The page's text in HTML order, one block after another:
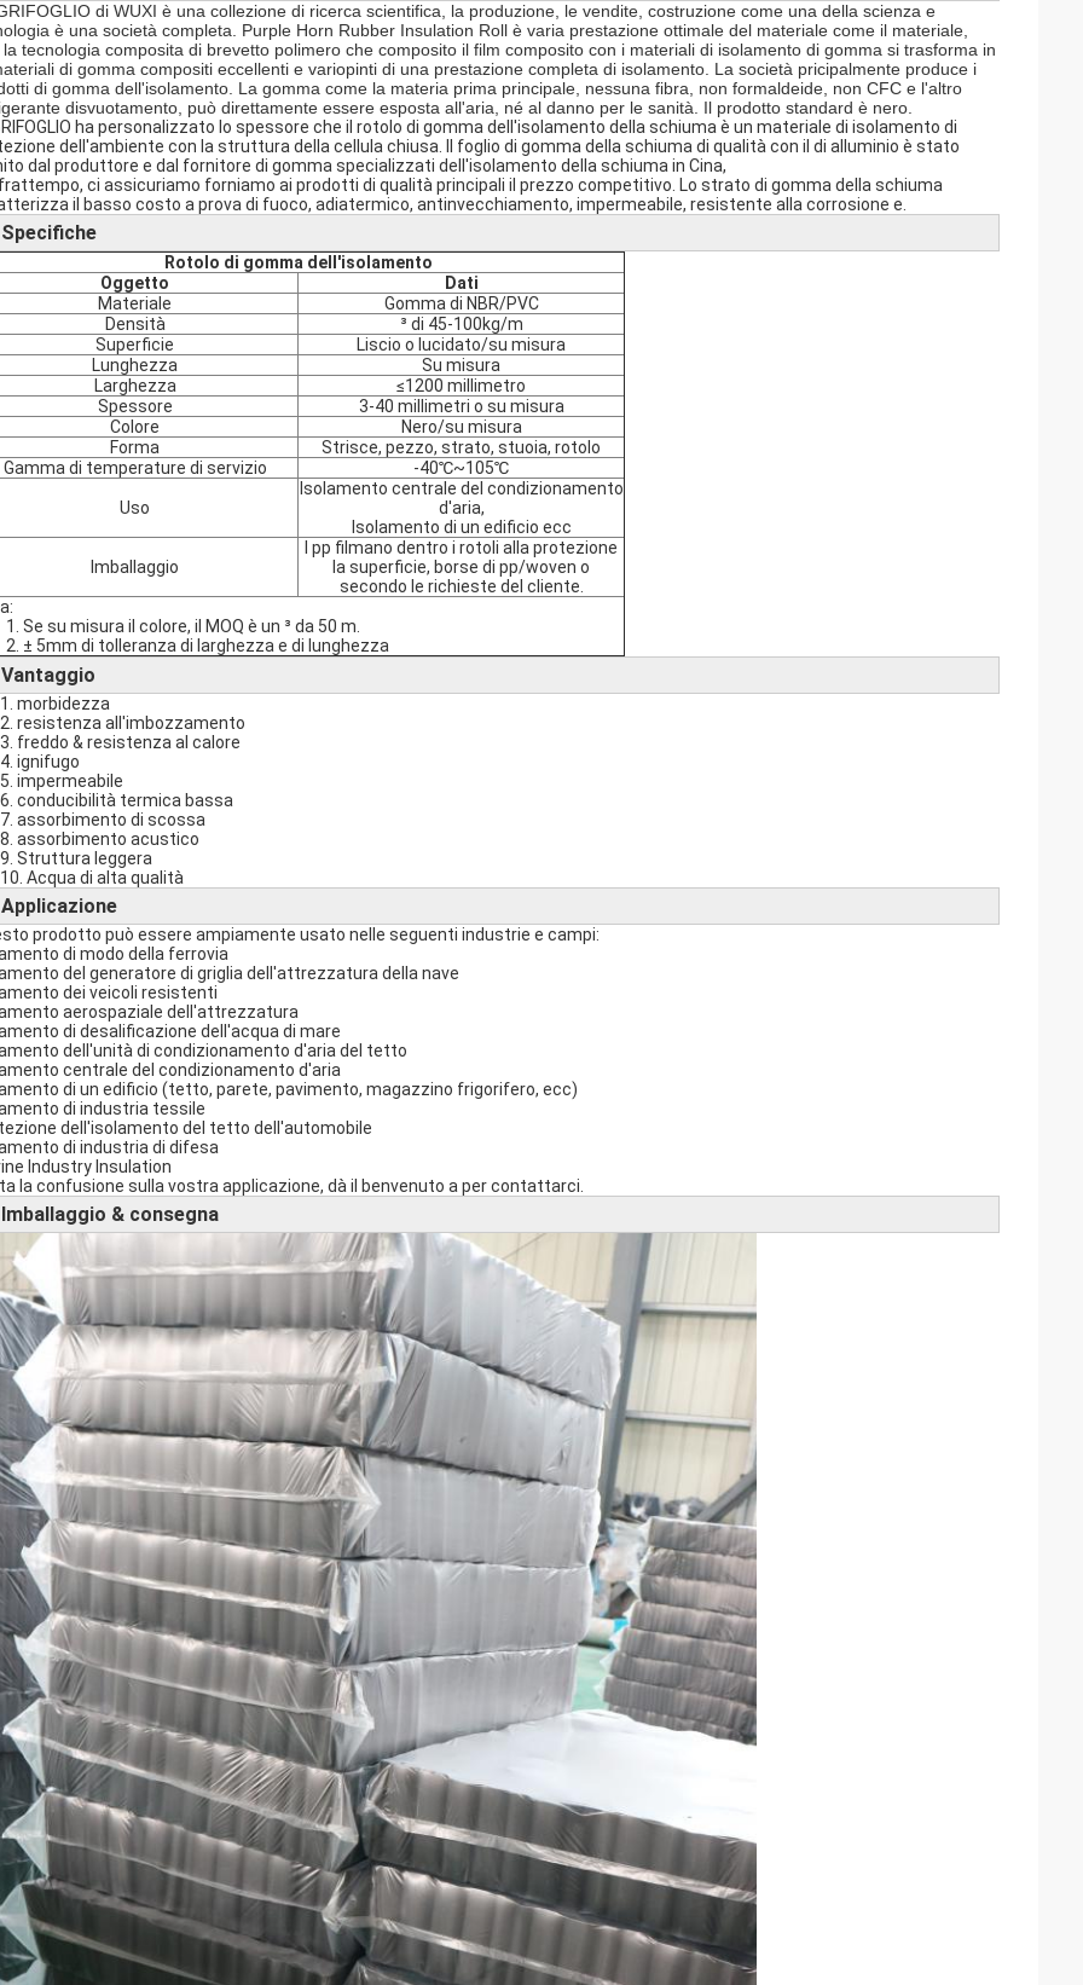
di WUXI è una collezione di ricerca scientifica, la produzione, le vendite, costruzione come una della scienza e
è una società completa. Purple Horn Rubber Insulation Roll è varia prestazione ottimale del materiale come il materiale,
la tecnologia composita di brevetto polimero che composito il film composito con i materiali di isolamento di gomma si trasforma in
di gomma compositi eccellenti e variopinti di una prestazione completa di isolamento. La società pricipalmente produce i
di gomma dell'isolamento. La gomma come la materia prima principale, nessuna fibra, non formaldeide, non CFC e l'altro
disvuotamento, può direttamente essere esposta all'aria, né al danno per le sanità. Il prodotto standard è nero.
ha personalizzato lo spessore che il rotolo di gomma dell'isolamento della schiuma è un materiale di isolamento di
dell'ambiente con la struttura della cellula chiusa. Il foglio di gomma della schiuma di qualità con il di alluminio è stato
dal produttore e dal fornitore di gomma specializzati dell'isolamento della schiuma in Cina,
ci assicuriamo forniamo ai prodotti di qualità principali il prezzo competitivo. Lo strato di gomma della schiuma
il basso costo a prova di fuoco, adiatermico, antinvecchiamento, impermeabile, resistente alla corrosione e.
Specifiche
Rotolo di gomma dell'isolamento
Oggetto
Dati
Materiale
Gomma di NBR/PVC
Densità
³ di 45-100kg/m
Superficie
Liscio o lucidato/su misura
Lunghezza
Su misura
Larghezza
≤1200 millimetro
Spessore
3-40 millimetri o su misura
Colore
Nero/su misura
Forma
Strisce, pezzo, strato, stuoia, rotolo
Gamma di temperature di servizio
-40℃~105℃
Uso
Isolamento centrale del condizionamento
d'aria,
Isolamento di un edificio ecc
Imballaggio
I pp filmano dentro i rotoli alla protezione
la superficie, borse di pp/woven o
secondo le richieste del cliente.
1. Se su misura il colore, il MOQ è un ³ da 50 m.
2. ± 5mm di tolleranza di larghezza e di lunghezza
Vantaggio
1. morbidezza
2. resistenza all'imbozzamento
3. freddo & resistenza al calore
4. ignifugo
5. impermeabile
6. conducibilità termica bassa
7. assorbimento di scossa
8. assorbimento acustico
9. Struttura leggera
10. Acqua di alta qualità
Applicazione
prodotto può essere ampiamente usato nelle seguenti industrie e campi:
di modo della ferrovia
del generatore di griglia dell'attrezzatura della nave
dei veicoli resistenti
aerospaziale dell'attrezzatura
di desalificazione dell'acqua di mare
dell'unità di condizionamento d'aria del tetto
centrale del condizionamento d'aria
di un edificio (tetto, parete, pavimento, magazzino frigorifero, ecc)
di industria tessile
dell'isolamento del tetto dell'automobile
di industria di difesa
Industry Insulation
la confusione sulla vostra applicazione, dà il benvenuto a per contattarci.
Imballaggio & consegna